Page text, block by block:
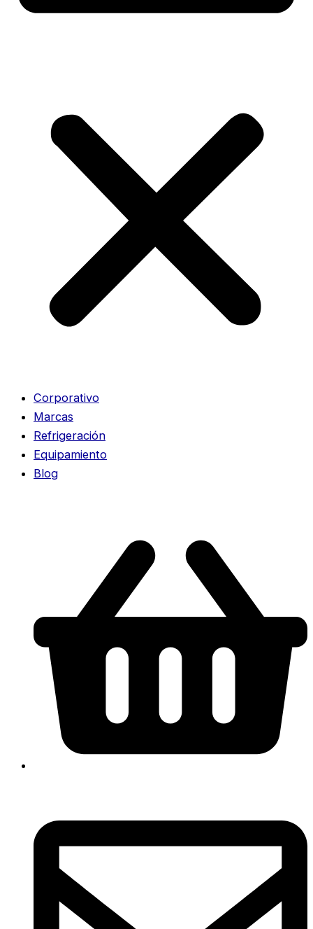
Corporativo
Marcas
Refrigeración
Equipamiento
Blog